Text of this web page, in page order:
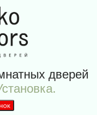
дверей